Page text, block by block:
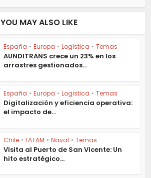
YOU MAY ALSO LIKE
España • Europa • Logistica • Temas
AUNDITRANS crece un 23% en los
arrastres gestionados...
España • Europa • Logistica • Temas
Digitalización y eficiencia operativa:
el impacto de...
Chile • LATAM • Naval • Temas
Visita al Puerto de San Vicente: Un
hito estratégico...